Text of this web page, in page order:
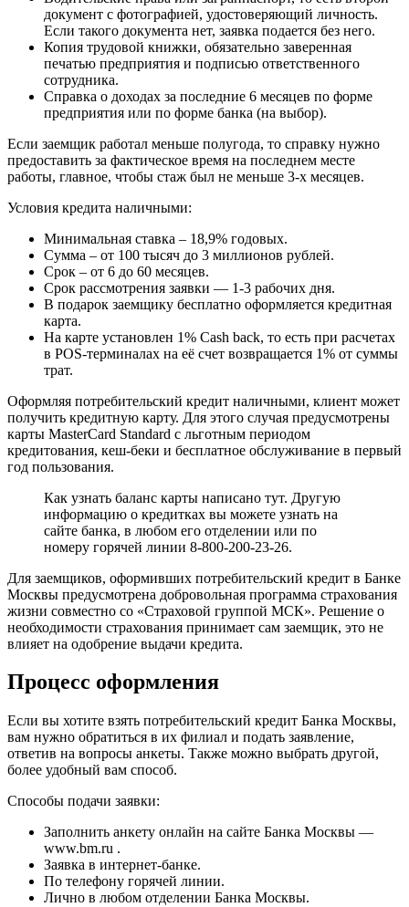
документ с фотографией, удостоверяющий личность.
Если такого документа нет, заявка подается без него.
Копия трудовой книжки, обязательно заверенная
печатью предприятия и подписью ответственного
сотрудника.
Справка о доходах за последние 6 месяцев по форме
предприятия или по форме банка (на выбор).
Если заемщик работал меньше полугода, то справку нужно
предоставить за фактическое время на последнем месте
работы, главное, чтобы стаж был не меньше 3-х месяцев.
Условия кредита наличными:
Минимальная ставка – 18,9% годовых.
Сумма – от 100 тысяч до 3 миллионов рублей.
Срок – от 6 до 60 месяцев.
Срок рассмотрения заявки — 1-3 рабочих дня.
В подарок заемщику бесплатно оформляется кредитная
карта.
На карте установлен 1% Cash back, то есть при расчетах
в POS-терминалах на её счет возвращается 1% от суммы
трат.
Оформляя потребительский кредит наличными, клиент может
получить кредитную карту. Для этого случая предусмотрены
карты MasterCard Standard с льготным периодом
кредитования, кеш-беки и бесплатное обслуживание в первый
год пользования.
Как узнать баланс карты написано тут. Другую
информацию о кредитках вы можете узнать на
сайте банка, в любом его отделении или по
номеру горячей линии 8-800-200-23-26.
Для заемщиков, оформивших потребительский кредит в Банке
Москвы предусмотрена добровольная программа страхования
жизни совместно со «Страховой группой МСК». Решение о
необходимости страхования принимает сам заемщик, это не
влияет на одобрение выдачи кредита.
Процесс оформления
Если вы хотите взять потребительский кредит Банка Москвы,
вам нужно обратиться в их филиал и подать заявление,
ответив на вопросы анкеты. Также можно выбрать другой,
более удобный вам способ.
Способы подачи заявки:
Заполнить анкету онлайн на сайте Банка Москвы —
www.bm.ru .
Заявка в интернет-банке.
По телефону горячей линии.
Лично в любом отделении Банка Москвы.